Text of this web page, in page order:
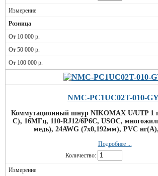
NMC-PC1UC02T-010-
Коммутационный шнур NIKOMAX U/UTP 1
C), 16МГц, 110-RJ12/6P6C, USOC,
медь), 24AWG (7х0,192мм), PVC
Подробнее ...
Количество: